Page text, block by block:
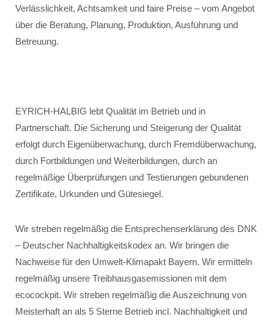
Verlässlichkeit, Achtsamkeit und faire Preise – vom Angebot
über die Beratung, Planung, Produktion, Ausführung und
Betreuung.
EYRICH-HALBIG lebt Qualität im Betrieb und in
Partnerschaft. Die Sicherung und Steigerung der Qualität
erfolgt durch Eigenüberwachung, durch Fremdüberwachung,
durch Fortbildungen und Weiterbildungen, durch an
regelmäßige Überprüfungen und Testierungen gebundenen
Zertifikate, Urkunden und Gütesiegel.
Wir streben regelmäßig die Entsprechenserklärung des DNK
– Deutscher Nachhaltigkeitskodex an. Wir bringen die
Nachweise für den Umwelt-Klimapakt Bayern. Wir ermitteln
regelmäßig unsere Treibhausgasemissionen mit dem
ecocockpit. Wir streben regelmäßig die Auszeichnung von
Meisterhaft an als 5 Sterne Betrieb incl. Nachhaltigkeit und